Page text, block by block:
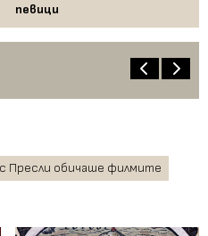
певици
Пресли обичаше филмите